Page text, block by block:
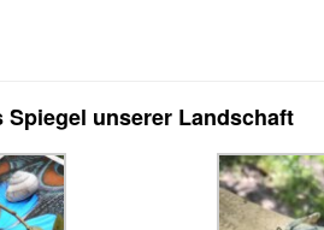
Spiegel unserer Landschaft